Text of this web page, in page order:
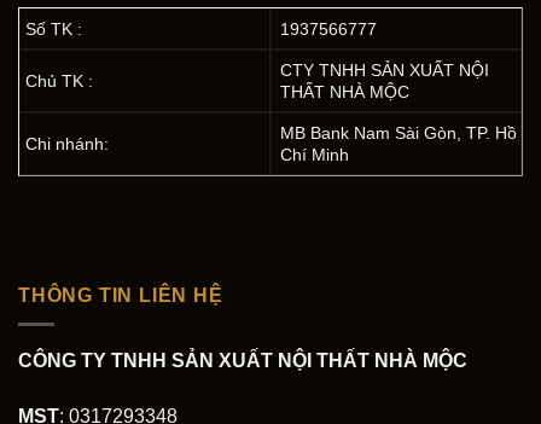
Số TK : 1937566777
Chủ TK :
CTY TNHH SẢN XUẤT NỘI
THẤT NHÀ MỘC
Chi nhánh:
MB Bank Nam Sài Gòn, TP. Hồ
Chí Minh
THÔNG TIN LIÊN HỆ
CÔNG TY TNHH SẢN XUẤT NỘI THẤT NHÀ MỘC
MST: 0317293348